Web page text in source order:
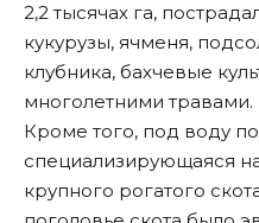
2,2 тысячах га,
кукурузы, ячменя,
клубника, бахчевые
многолетними травами.
Кроме того, под воду
специализирующаяся
крупного рогатого